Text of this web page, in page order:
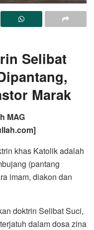
Selibat
Marak
MAG
khas Katolik adalah
(pantang
imam, diakon dan
doktrin Selibat Suci,
dalam dosa zina